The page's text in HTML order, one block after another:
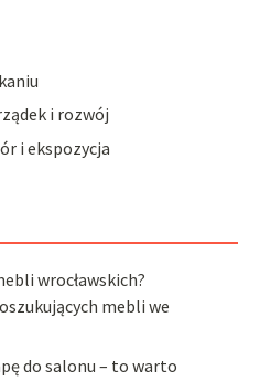
i rozwój
i ekspozycja
wrocławskich?
mebli we
do salonu – to warto